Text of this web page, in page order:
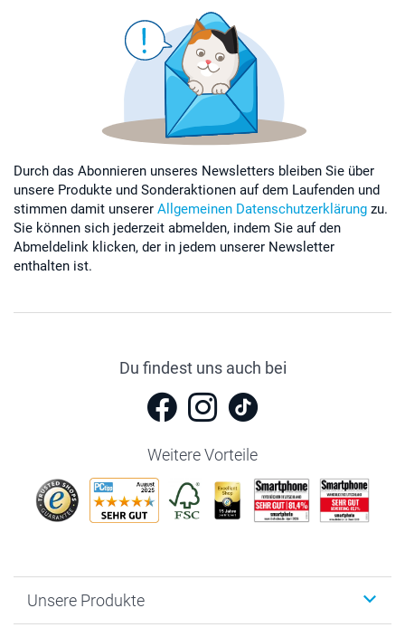
Durch das Abonnieren unseres Newsletters bleiben Sie über
unsere Produkte und Sonderaktionen auf dem Laufenden und
stimmen damit unserer Allgemeinen Datenschutzerklärung zu.
Sie können sich jederzeit abmelden, indem Sie auf den
Abmeldelink klicken, der in jedem unserer Newsletter
enthalten ist.
Du findest uns auch bei
Weitere Vorteile
Unsere Produkte